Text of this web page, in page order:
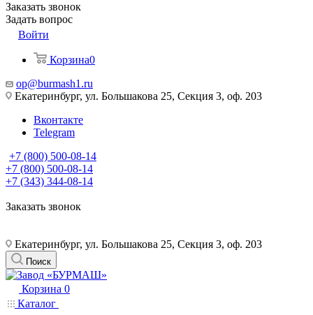
Заказать звонок
Задать вопрос
Войти
Корзина0
op@burmash1.ru
Екатеринбург, ул. Большакова 25, Секция 3, оф. 203
Вконтакте
Telegram
+7 (800) 500-08-14
+7 (800) 500-08-14
+7 (343) 344-08-14
Заказать звонок
Екатеринбург, ул. Большакова 25, Секция 3, оф. 203
Поиск
Корзина 0
Каталог